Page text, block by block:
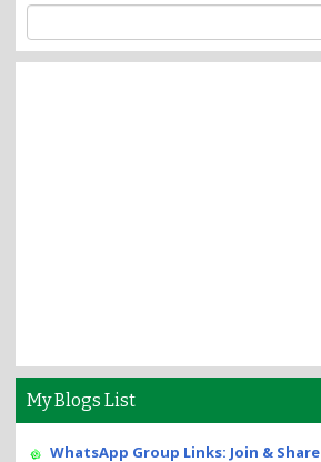
My Blogs List
WhatsApp Group Links: Join & Share